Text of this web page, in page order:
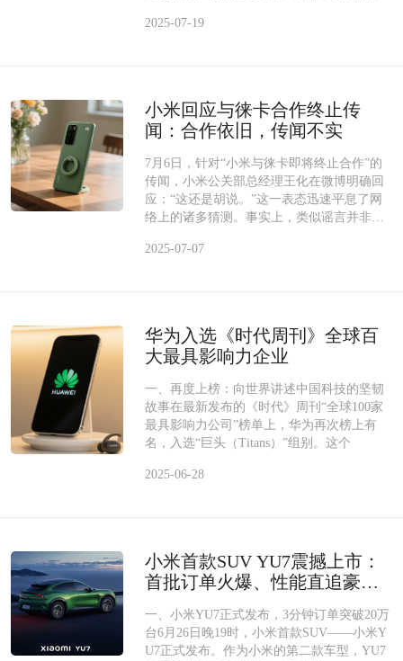
2025-07-19
小米回应与徕卡合作终止传
闻：合作依旧，传闻不实
7月6日，针对“小米与徕卡即将终止合作”的
传闻，小米公关部总经理王化在微博明确回
应：“这还是胡说。”这一表态迅速平息了网
络上的诸多猜测。事实上，类似谣言并非首
2025-07-07
华为入选《时代周刊》全球百
大最具影响力企业
一、再度上榜：向世界讲述中国科技的坚韧
故事在最新发布的《时代》周刊“全球100家
最具影响力公司”榜单上，华为再次榜上有
名，入选“巨头（Titans）”组别。这个
2025-06-28
小米首款SUV YU7震撼上市：
首批订单火爆、性能直追豪华
一、小米YU7正式发布，3分钟订单突破20万
台6月26日晚19时，小米首款SUV——小米Y
U7正式发布。作为小米的第二款车型，YU7